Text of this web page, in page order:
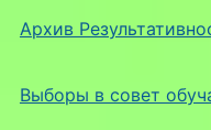
Архив
Выборы в совет